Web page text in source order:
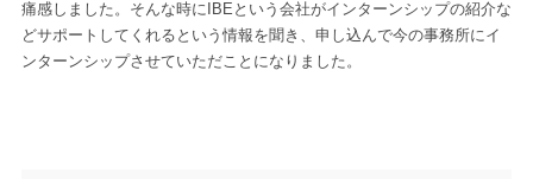
痛感しました。そんな時にIBEという会社がインターンシップの紹介な
どサポートしてくれるという情報を聞き、申し込んで今の事務所にイ
ンターンシップさせていただことになりました。